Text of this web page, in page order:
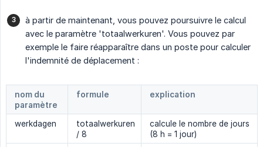
à partir de maintenant, vous pouvez poursuivre le calcul
avec le paramètre 'totaalwerkuren'. Vous pouvez par
exemple le faire réapparaître dans un poste pour calculer
l'indemnité de déplacement :
nom du
paramètre
formule explication
werkdagen
totaalwerkuren
/ 8
calcule le nombre de jours
(8 h = 1 jour)